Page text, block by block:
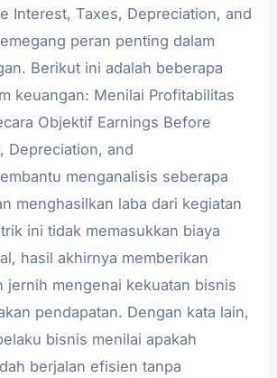
Interest, Taxes, Depreciation, and
peran penting dalam
Berikut ini adalah beberapa
keuangan: Menilai Profitabilitas
Objektif Earnings Before
Depreciation, and
menganalisis seberapa
menghasilkan laba dari kegiatan
ini tidak memasukkan biaya
hasil akhirnya memberikan
jernih mengenai kekuatan bisnis
pendapatan. Dengan kata lain,
bisnis menilai apakah
berjalan efisien tanpa